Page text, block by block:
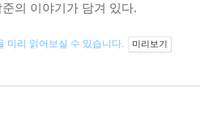
의 이야기가 담겨 있다.
미리 읽어보실 수 있습니다. 미리보기